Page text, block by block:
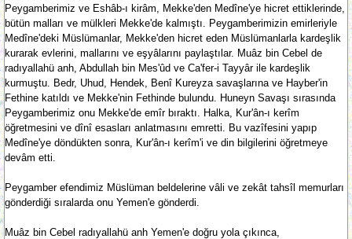
Peygamberimiz ve Eshâb-ı kirâm, Mekke'den Medîne'ye hicret ettiklerinde,
bütün malları ve mülkleri Mekke'de kalmıştı. Peygamberimizin emirleriyle
Medîne'deki Müslümanlar, Mekke'den hicret eden Müslümanlarla kardeşlik
kurarak evlerini, mallarını ve eşyâlarını paylaştılar. Muâz bin Cebel de
radıyallahü anh, Abdullah bin Mes'ûd ve Ca'fer-i Tayyâr ile kardeşlik
kurmuştu. Bedr, Uhud, Hendek, Benî Kureyza savaşlarına ve Hayber'in
Fethine katıldı ve Mekke'nin Fethinde bulundu. Huneyn Savaşı sırasında
Peygamberimiz onu Mekke'de emîr bıraktı. Halka, Kur'ân-ı kerîm
öğretmesini ve dînî esasları anlatmasını emretti. Bu vazîfesini yapıp
Medîne'ye döndükten sonra, Kur'ân-ı kerîm'i ve din bilgilerini öğretmeye
devâm etti.
Peygamber efendimiz Müslüman beldelerine vâli ve zekât tahsîl memurları
gönderdiği sıralarda onu Yemen'e gönderdi.
Muâz bin Cebel radıyallahü anh Yemen'e doğru yola çıkınca,